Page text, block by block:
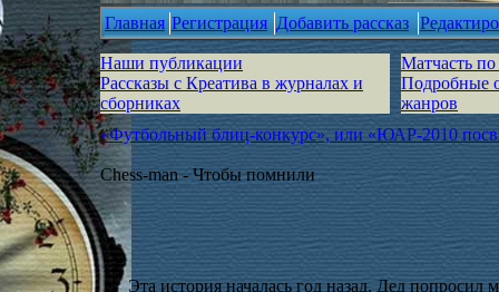
Главная Регистрация Добавить рассказ
Наши публикации
Рассказы с Креатива в журналах и
сборниках
Матчасть
Подробные
жанров
«Футбольный блиц-конкурс», или «ЮАР-2010
Chess-man - Чтобы помнили
Эта история началась год назад. Дед попросил